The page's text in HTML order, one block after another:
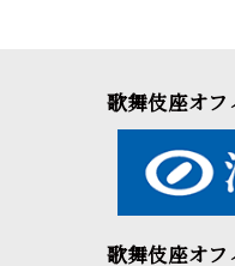
歌舞伎座オ
歌舞伎座オ